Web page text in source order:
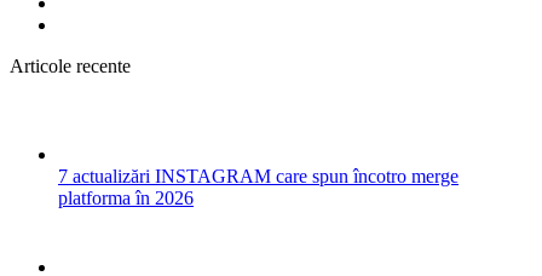
Articole recente
7 actualizări INSTAGRAM care spun încotro merge
platforma în 2026